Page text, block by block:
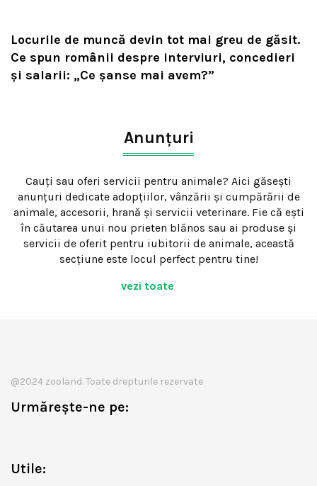
Locurile de muncă devin tot mai greu de găsit.
Ce spun românii despre interviuri, concedieri
și salarii: „Ce șanse mai avem?”
Anunțuri
Cauți sau oferi servicii pentru animale? Aici găsești
anunțuri dedicate adopțiilor, vânzării și cumpărării de
animale, accesorii, hrană și servicii veterinare. Fie că ești
în căutarea unui nou prieten blănos sau ai produse și
servicii de oferit pentru iubitorii de animale, această
secțiune este locul perfect pentru tine!
vezi toate
@2024 zooland. Toate drepturile rezervate
Urmărește-ne pe:
Utile: